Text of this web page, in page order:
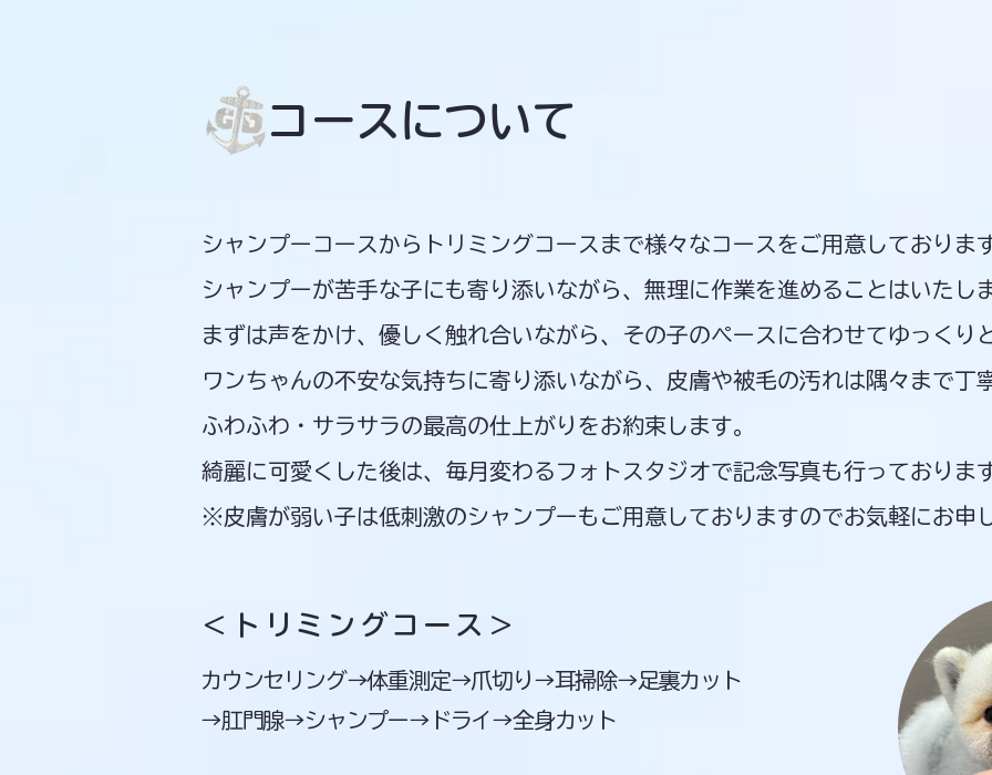
​ コースについて
シャンプーコースからトリミングコースまで様々なコースをご用意しておりま
シャンプーが苦手な子にも寄り添いながら、無理に作業を進めることはいたし
まずは声をかけ、優しく触れ合いながら、その子のペースに合わせてゆっくり
ワンちゃんの不安な気持ちに寄り添いながら、皮膚や被毛の汚れは隅々まで丁
ふわふわ・サラサラの最高の仕上がりをお約束します。​
綺麗に可愛くした後は、毎月変わるフォトスタジオで記念写真も行っておりま
※皮膚が弱い子は低刺激のシャンプーもご用意しておりますのでお気軽にお申
＜トリミングコース＞
​カウンセリング→体重測定→爪切り→耳掃除→足裏カット
→肛門腺→シャンプー→ドライ→全身カット